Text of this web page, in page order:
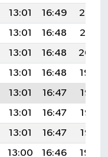
13:01 16:49
20:02
13:01 16:48
20:01
13:01 16:48
20:00
13:01 16:48
19:59
13:01 16:47
19:58
13:01 16:47
19:57
13:01 16:47
19:55
13:00 16:46
19:54